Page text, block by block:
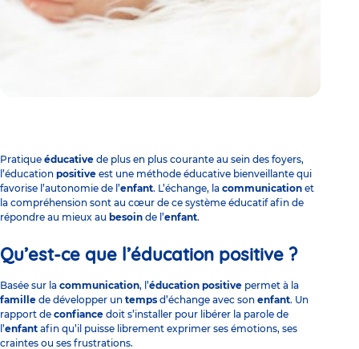
Pratique éducative de plus en plus courante au sein des foyers,
l’éducation positive est une méthode éducative bienveillante qui
favorise l’autonomie de l’enfant. L’échange, la communication et
la compréhension sont au cœur de ce système éducatif afin de
répondre au mieux au besoin de l’enfant.
Qu’est-ce que l’éducation positive ?
Basée sur la communication, l’éducation positive permet à la
famille de développer un temps d’échange avec son enfant. Un
rapport de confiance doit s’installer pour libérer la parole de
l’enfant afin qu’il puisse librement exprimer ses émotions, ses
craintes ou ses frustrations.